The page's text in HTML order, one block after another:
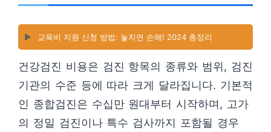
▶️ 교육비 지원 신청 방법: 놓치면 손해! 2024 총정리
건강검진 비용은 검진 항목의 종류와 범위, 검진
기관의 수준 등에 따라 크게 달라집니다. 기본적
인 종합검진은 수십만 원대부터 시작하며, 고가
의 정밀 검진이나 특수 검사까지 포함될 경우